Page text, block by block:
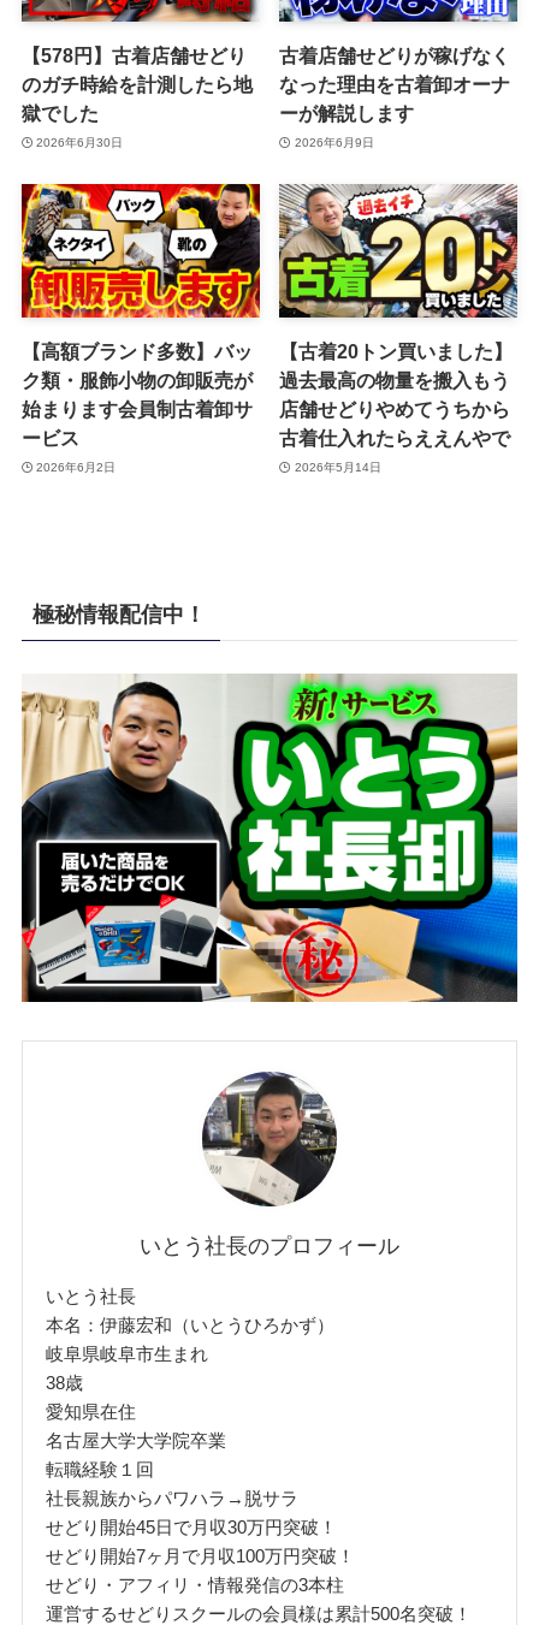
【578円】古着店舗せどり
のガチ時給を計測したら地
獄でした
2026年6月30日
古着店舗せどりが稼げなく
なった理由を古着卸オーナ
ーが解説します
2026年6月9日
【高額ブランド多数】バッ
ク類・服飾小物の卸販売が
始まります会員制古着卸サ
ービス
2026年6月2日
【古着20トン買いました】
過去最高の物量を搬入もう
店舗せどりやめてうちから
古着仕入れたらええんやで
2026年5月14日
極秘情報配信中！
いとう社長のプロフィール
いとう社長
本名：伊藤宏和（いとうひろかず）
岐阜県岐阜市生まれ
38歳
愛知県在住
名古屋大学大学院卒業
転職経験１回
社長親族からパワハラ→脱サラ
せどり開始45日で月収30万円突破！
せどり開始7ヶ月で月収100万円突破！
せどり・アフィリ・情報発信の3本柱
運営するせどりスクールの会員様は累計500名突破！